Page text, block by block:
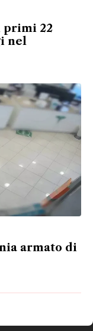
primi 22
nel
armato di